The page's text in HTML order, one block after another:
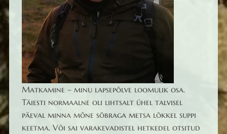
Matkamine – minu lapsepõlve loomulik osa.
Täiesti normaalne oli lihtsalt ühel talvisel
päeval minna mõne sõbraga metsa lõkkel suppi
keetma. Või sai varakevadistel hetkedel otsitud